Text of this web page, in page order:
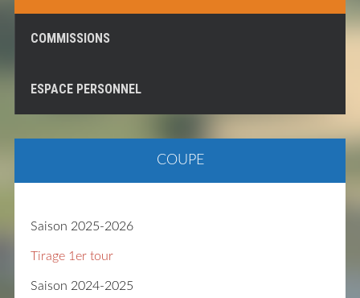
COMMISSIONS
ESPACE PERSONNEL
COUPE
Saison 2025-2026
Tirage 1er tour
Saison 2024-2025